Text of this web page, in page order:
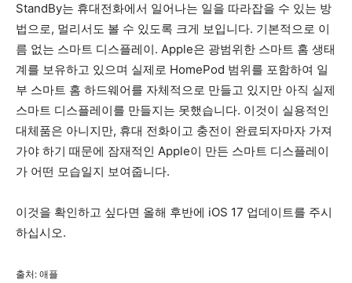
StandBy는 휴대전화에서 일어나는 일을 따라잡을 수 있는 방
법으로, 멀리서도 볼 수 있도록 크게 보입니다. 기본적으로 이
름 없는 스마트 디스플레이. Apple은 광범위한 스마트 홈 생태
계를 보유하고 있으며 실제로 HomePod 범위를 포함하여 일
부 스마트 홈 하드웨어를 자체적으로 만들고 있지만 아직 실제
스마트 디스플레이를 만들지는 못했습니다. 이것이 실용적인
대체품은 아니지만, 휴대 전화이고 충전이 완료되자마자 가져
가야 하기 때문에 잠재적인 Apple이 만든 스마트 디스플레이
가 어떤 모습일지 보여줍니다.
이것을 확인하고 싶다면 올해 후반에 iOS 17 업데이트를 주시
하십시오.
출처: 애플